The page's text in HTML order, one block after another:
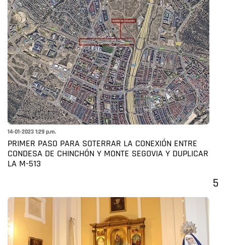
14-01-2023 1:29 p.m.
PRIMER PASO PARA SOTERRAR LA CONEXIÓN ENTRE
CONDESA DE CHINCHÓN Y MONTE SEGOVIA Y DUPLICAR
LA M-513
5